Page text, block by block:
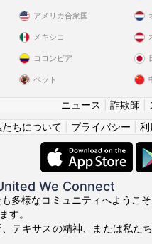
アメリカ合衆国
メキシコ
コロンビア
ペット
ニュース 詐欺師
たちについて プライバシー 利
We Connect
多様なコミュニティへよう
す。
テキサスの精神、または私